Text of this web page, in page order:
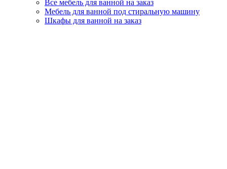
Все мебель для ванной на заказ
Мебель для ванной под стиральную машину
Шкафы для ванной на заказ